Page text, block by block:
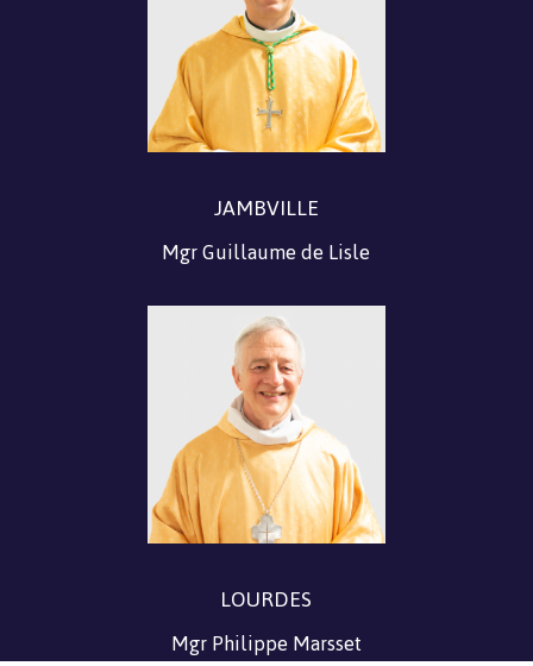
JAMBVILLE
Mgr Guillaume de Lisle
LOURDES
Mgr Philippe Marsset